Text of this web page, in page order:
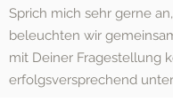
Sprich mich sehr gerne
beleuchten wir
mit Deiner Fragestellung
erfolgsversprechend